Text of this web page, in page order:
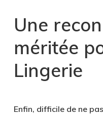
Une
méritée
Lingerie
Enfin, difficile de ne